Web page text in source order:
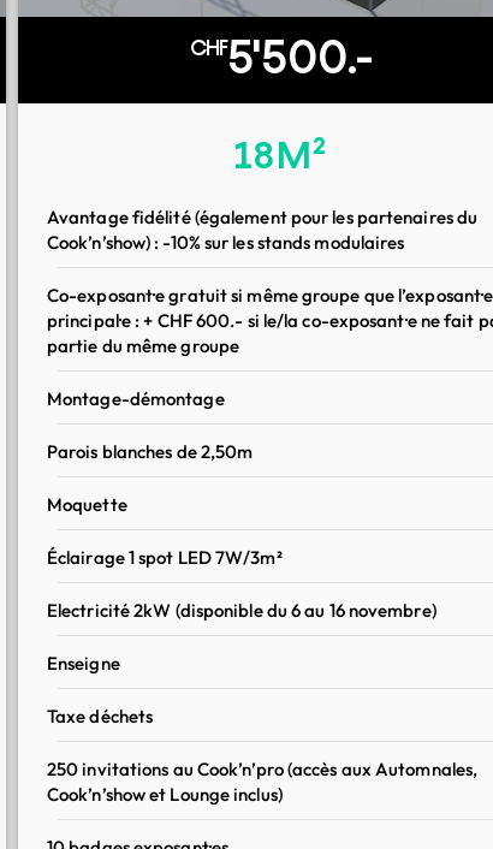
CHF5'500.-
18M²
Avantage fidélité (également pour les partenaires du
Cook’n’show) : -10% sur les stands modulaires
Co-exposant·e gratuit si même groupe que l’exposant·e
principal·e : + CHF 600.- si le/la co-exposant·e ne fait
partie du même groupe
Montage-démontage
Parois blanches de 2,50m
Moquette
Éclairage 1 spot LED 7W/3m²
Electricité 2kW (disponible du 6 au 16 novembre)
Enseigne
Taxe déchets
250 invitations au Cook’n’pro (accès aux Automnales,
Cook’n’show et Lounge inclus)
180.-/m²
Prix au mètre carré
Surface nue (18 m² minimum)
Avantage fidélité (également pour les partenaires du
CHF 20.-/m² de réduction sur les surfaces nues
Co-exposant·e gratuit si même groupe que l’exposant·e
CHF 600.- si le/la co-exposant·e ne fait pas partie du même
Prix en CHF et hors TVA CHF900.-
1'500.-
Pack starter
Logo sur le site web avec redirection vers votre site :
soyez visible dès les premières recherches des
professionnel·les
Signature mail personnalisée avec votre numéro de
: informez et engagez dès chaque échange
Factsheet post-événement : recevez les données-clés
insights utiles pour mesurer vos retours
Prix en CHF et hors TVA